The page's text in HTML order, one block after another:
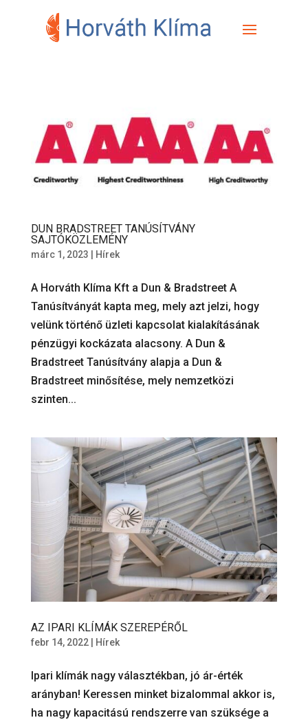
DUN BRADSTREET TANÚSÍTVÁNY
SAJTÓKÖZLEMÉNY
márc 1, 2023 Hírek
A Horváth Klíma Kft a Dun & Bradstreet A
Tanúsítványát kapta meg, mely azt jelzi, hogy
velünk történő üzleti kapcsolat kialakításának
pénzügyi kockázata alacsony. A Dun &
Bradstreet Tanúsítvány alapja a Dun &
Bradstreet minősítése, mely nemzetközi
szinten...
AZ IPARI KLÍMÁK SZEREPÉRŐL
febr 14, 2022| Hírek
Ipari klímák nagy választékban, jó ár-érték
arányban! Keressen minket bizalommal akkor is,
ha nagy kapacitású rendszerre van szüksége a